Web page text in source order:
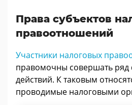
Права субъектов
правоотношений
Участники налоговых
правомочны совершать ряд
действий. К таковым
проводимые налоговыми